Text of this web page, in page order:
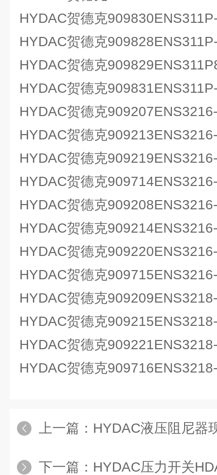
HYDAC贺德克
HYDAC贺德克
HYDAC贺德克
HYDAC贺德克
HYDAC贺德克
HYDAC贺德克
HYDAC贺德克
HYDAC贺德克
HYDAC贺德克
HYDAC贺德克
HYDAC贺德克
HYDAC贺德克
HYDAC贺德克
HYDAC贺德克
HYDAC贺德克
HYDAC贺德克
上一篇： HYDAC液压阻尼器现货
下一篇： HYDAC压力开关